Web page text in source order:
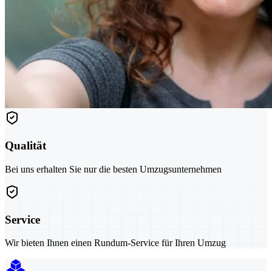
Qualität
Bei uns erhalten Sie nur die besten Umzugsunternehmen
Service
Wir bieten Ihnen einen Rundum-Service für Ihren Umzug